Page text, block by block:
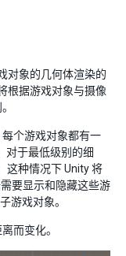
对象的几何体渲染的
根据游戏对象与摄像
个游戏对象都有一
对于最低级别的细
这种情况下 Unity 将
要显示和隐藏这些游
游戏对象。
而变化。